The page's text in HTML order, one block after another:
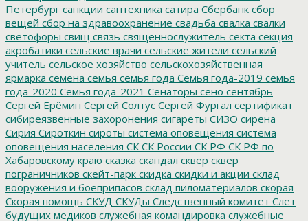
Петербург санкции сантехника сатира Сбербанк сбор
вещей сбор на здравоохранение свадьба свалка свалки
светофоры свищ связь священнослужитель секта секция
акробатики сельские врачи сельские жители сельский
учитель сельское хозяйство сельскохозяйственная
ярмарка семена семья семья года Семья года-2019 семья
года-2020 Семья года-2021 Сенаторы сено сентябрь
Сергей Ерёмин Сергей Солтус Сергей Фургал сертификат
сибиреязвенные захоронения сигареты СИЗО сирена
Сирия Сироткин сироты система оповещения система
оповещения населения СК СК России СК РФ СК РФ по
Хабаровскому краю сказка скандал сквер сквер
пограничников скейт-парк скидка скидки и акции склад
вооружения и боеприпасов склад пиломатериалов скорая
Скорая помощь СКУД СКУДы Следственный комитет Слет
будущих медиков служебная командировка служебные